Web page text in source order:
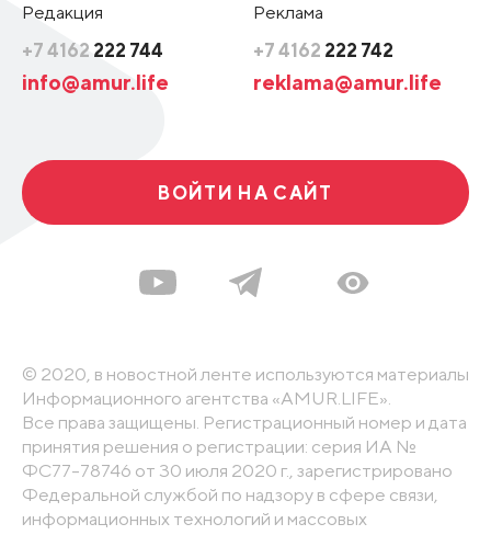
Редакция
+7 4162 222 744
info@amur.life
Реклама
+7 4162 222 742
reklama@amur.life
ВОЙТИ НА САЙТ
© 2020, в новостной ленте используются материалы
Информационного агентства «AMUR.LIFE».
Все права защищены. Регистрационный номер и дата
принятия решения о регистрации: серия ИА №
ФС77-78746 от 30 июля 2020 г., зарегистрировано
Федеральной службой по надзору в сфере связи,
информационных технологий и массовых